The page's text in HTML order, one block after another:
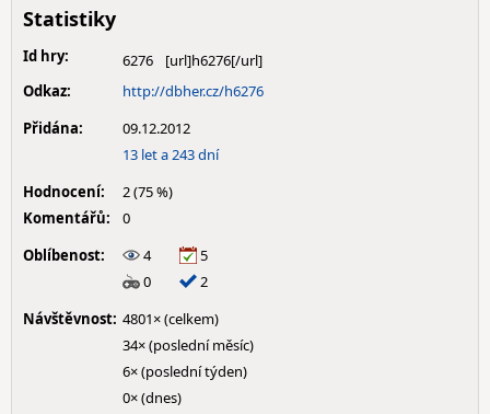
Statistiky
Id hry:
6276
Odkaz:
http://dbher.cz/h6276
Přidána:
09.12.2012
13 let a 243 dní
Hodnocení:
2 (75 %)
Komentářů:
0
Oblíbenost:
4
5
0
2
Návštěvnost: 4801× (celkem)
34× (poslední měsíc)
6× (poslední týden)
0× (dnes)